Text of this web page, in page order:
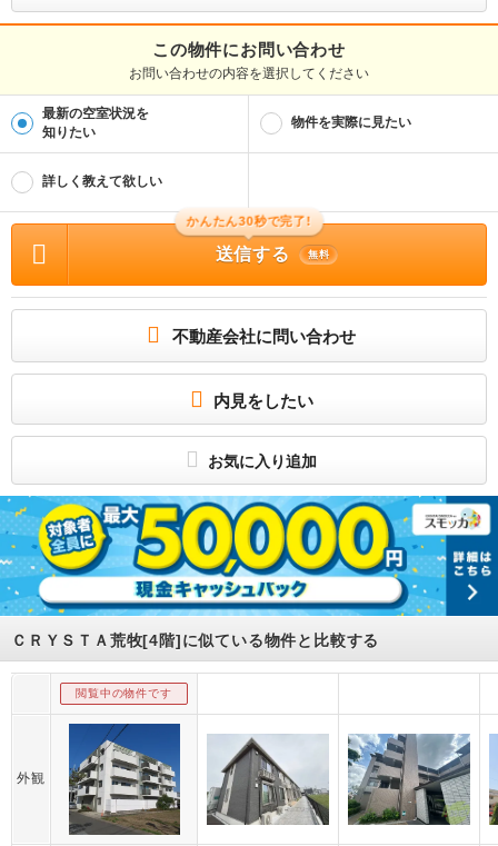
取引態様
1160791527
※お問い合わせの際には、担当者へ物件管理番号をお伝えください。
分、阪急電鉄宝塚線/中山観音 徒歩29分、阪急電鉄宝塚線/宝塚 徒歩50分 / 面積 : 5
礼金等 : 16.0万円 / 敷金 : 無料、保証金等 : －、 償却、敷引 : － / 住宅総合保険等
の損害保険料 : 要 / その他 : 原付置場：１１００円 保証会社：詳細はお問い合わ
せください。 火災保険：詳細はお問い合わせください。 雑費無 その他一時金無
更新料: 33,000円 鍵交換代等: 29,700円〜 バイク置き場: 有 駐輪場: 有 / 駐車場 :
(公社)近畿地区不動産公正取引協議会
この物件にお問い合わせ
お問い合わせの内容を選択してください
最新の空室状況を
知りたい
物件を実際に見たい
詳しく教えて欲しい
かんたん30秒で完了!
送信する 無料
不動産会社に問い合わせ
内見をしたい
お気に入り追加
ＣＲＹＳＴＡ荒牧[4階]に似ている物件と比較する
閲覧中の物件です
外観